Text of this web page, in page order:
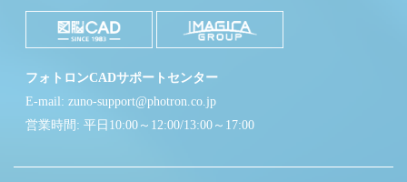
フォトロンCADサポートセンター
E-mail: zuno-support@photron.co.jp
営業時間: 平日10:00～12:00/13:00～17:00